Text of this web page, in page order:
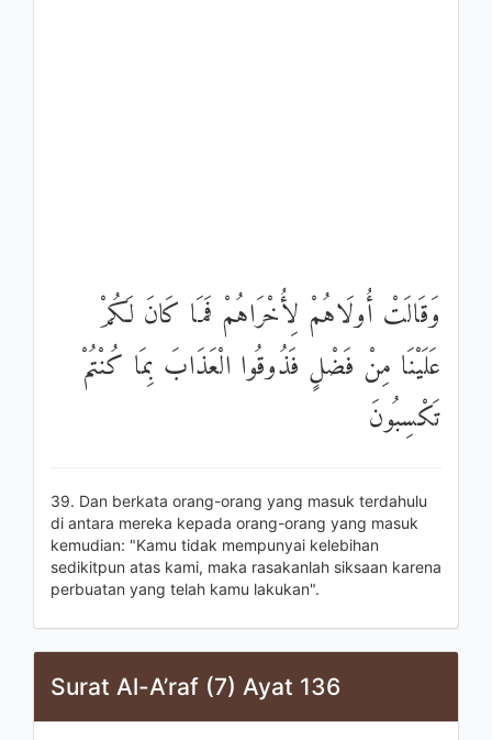
وَقَالَتْ أُولَاهُمْ لِأُخْرَاهُمْ فَمَا كَانَ لَكُمْ
عَلَيْنَا مِنْ فَضْلٍ فَذُوقُوا الْعَذَابَ بِمَا كُنْتُمْ
تَكْسِبُونَ
39. Dan berkata orang-orang yang masuk terdahulu
di antara mereka kepada orang-orang yang masuk
kemudian: "Kamu tidak mempunyai kelebihan
sedikitpun atas kami, maka rasakanlah siksaan karena
perbuatan yang telah kamu lakukan".
Surat Al-A’raf (7) Ayat 136